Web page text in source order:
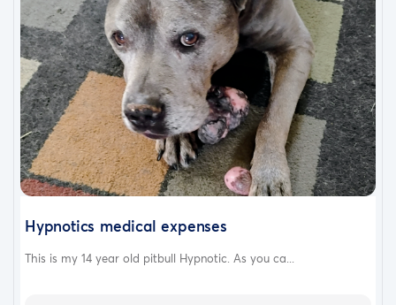
Hypnotics medical expenses
This is my 14 year old pitbull Hypnotic. As you ca...